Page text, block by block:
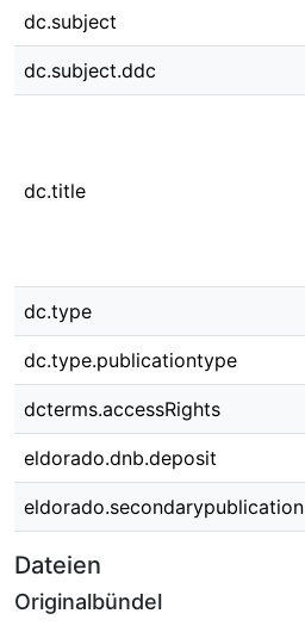
dc.subject
dc.subject.ddc
dc.title
dc.type
dc.type.publicationtype
dcterms.accessRights
eldorado.dnb.deposit
eldorado.secondarypublication
Dateien
Originalbündel